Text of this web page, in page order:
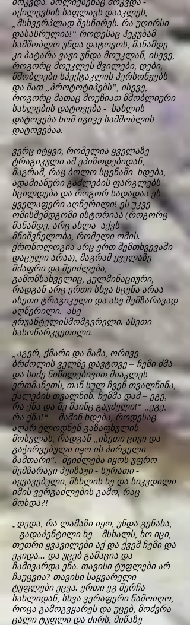
აქილევსის საფლავს დააკლეს,
„მსხვერპლად შესწირეს. რა უღირსი
დასასრულია!“ როდესაც ჰეკუბამ
სამშობლო უნდა დატოვოს, მანამდე
კი პატარა ვაჟი უნდა მოუკლან, ისევე,
როგორც მოუკლეს შვილები, დები,
მშობლები სპექტაკლის პერსონჟებს
და მათ „პროტოტიპებს”, ისევე,
როგორც მათაც მოუწიათ მშობლიური
სახლების დატოვება - სახლის
დატოვება ხომ იგივე სამშობლის
დატოვებაა.
ვერც იტყვი, რომელია ყველაზე
ტრაგიკული ამ ეპიზოდებიდან,
მაგრამ, რაც ბოლო სცენაში ხდება,
ადამიანური გაძლების ფარგლებს
სცილდება და როგორ სადადაა ეს
ყველაფერი აღწერილი! ეს უკვე
ომისშემდგომი ისტორიაა (როგორც
მანამდე, არც ახლა აქვს
მნიშვნელობა, რომელი ომის.
ქრონოლოგია არც ერთ შემთხვევაში
დაცული არაა), მაგრამ ყველაზე
მძაფრი და შეიძლება,
გამომსახველიც, კულმინაციური,
რადგან არც ერთი სხვა სცენა არაა
ასეთი ტრაგიკული და ასე შემზარავად
აღწერილი. ასე
ჟრუანტელისმომგვრელი. ასეთი
სასოწარკვეთილი.
„აგერ, ქმარი და მამა, ორივე
ბრძოლის ველზე დავტოვე – ჩემი ძმა
და სიძე წიწილებივით მიაკლეს
ერთმანეთს, თან სულ ჩვენ თვალწინა,
ქალების თვალწინ. ჩემმა დამ – ეგე,
რა ქნა და მე მაინც გაუძელი!“ „ეგე,
რა ქნა!“ - მაშინ ხდება, როდესაც
აღარ ელოდნენ გაზაფხულის
მოსვლას, რადგან „ისეთი ცივი და
გაჭირვებული იყო ის პირველი
ზამთარი“. შეიძლება იყოს უფრო
შემზარავი პეიზაჟი - სურათი -
აყვავებული, მსხლის ხე და სიკვდილი
იმის ვერგაძლების გამო, რაც
მოხდა?!
„დედა, რა ლამაზი იყო, უნდა გენახა,
– გადაპენტილი ხე – მსხალს, ხო იცი,
თეთრი ყვავილები აქ და ქვეშ ჩემი და
ეკიდა... და უცებ გამაცია და
ჩამივარდა ენა. თავისი ტუფლები არ
ჩაუცვია? თავისი საყვარელი
ტუფლები ეცვა. ერთი ეგ შერჩა
სახლიდან, სხვა ვერაფერი წამოიღო,
როცა გამოგვყარეს და უცებ, მოძვრა
ცალი ტუფლი და ძირს, მიწაზე